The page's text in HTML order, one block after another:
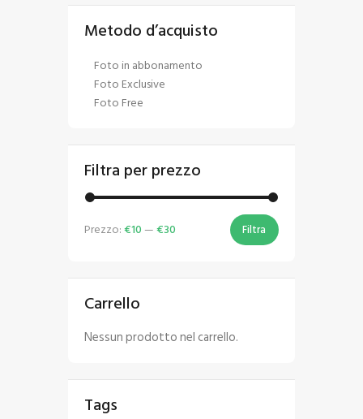
Metodo d’acquisto
Foto in abbonamento
Foto Exclusive
Foto Free
Filtra per prezzo
Filtra
Prezzo:€10 —€30
Carrello
Nessun prodotto nel carrello.
Tags